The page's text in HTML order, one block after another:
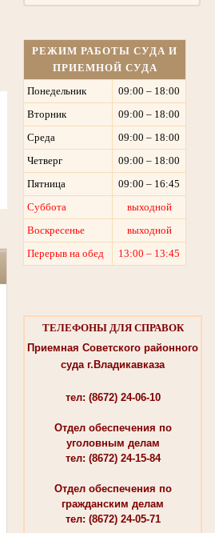
РЕЖИМ РАБОТЫ СУДА И
ПРИЕМНОЙ СУДА
Понедельник
09:00 – 18:00
Вторник
09:00 – 18:00
Среда
09:00 – 18:00
Четверг
09:00 – 18:00
Пятница
09:00 – 16:45
Суббота
выходной
Воскресенье
выходной
Перерыв на обед
13:00 – 13:45
ТЕЛЕФОНЫ ДЛЯ СПРАВОК
Приемная Советского районного
суда г.Владикавказа
тел: (8672) 24-06-10
Отдел обеспечения по
уголовным делам
тел: (8672) 24-15-84
Отдел обеспечения по
гражданским делам
тел: (8672) 24-05-71